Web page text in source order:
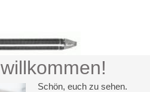
Schön, euch zu sehen.